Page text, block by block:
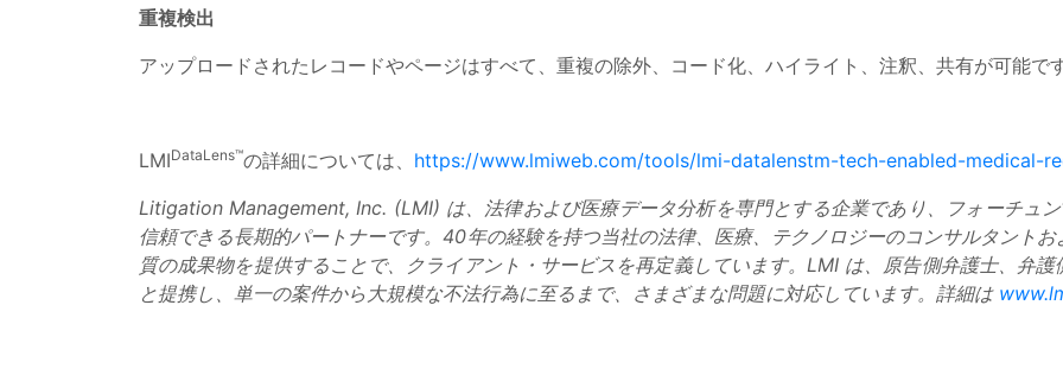
重複検出
アップロードされたレコードやページはすべて、重複の除外、コード化、ハイライト、注釈、共有が可能です
LMIDataLens™の詳細については、 https://www.lmiweb.com/tools/lmi-datalenstm-tech-enabled-medical-
Litigation Management, Inc. (LMI) は、法律および医療データ分析を専門とする企業であり、フォーチュ
信頼できる長期的パートナーです。40年の経験を持つ当社の法律、医療、テクノロジーのコンサルタント
質の成果物を提供することで、クライアント・サービスを再定義しています。LMI は、原告側弁護士、弁
と提携し、単一の案件から大規模な不法行為に至るまで、さまざまな問題に対応しています。詳細は